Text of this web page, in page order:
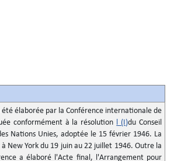
été élaborée par la Conférence internationale de
conformément à la résolution l (I)du Conseil
Nations Unies, adoptée le 15 février 1946. La
New York du 19 juin au 22 juillet 1946. Outre la
a élaboré l'Acte final, l'Arrangement pour